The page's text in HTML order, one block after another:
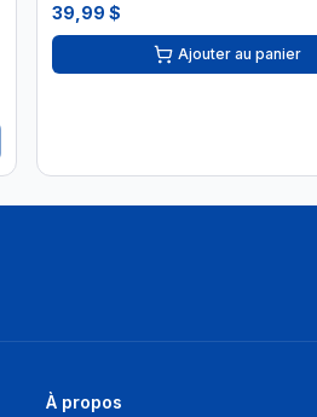
39,99 $
Ajouter au panier
À propos